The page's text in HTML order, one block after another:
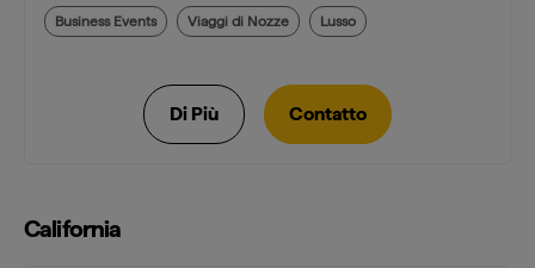
Business Events Viaggi di Nozze Lusso
California